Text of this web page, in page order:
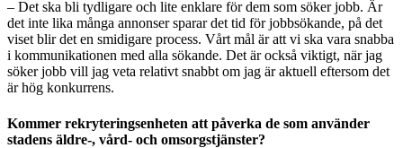
– Det ska bli tydligare och lite enklare för dem som söker jobb. Är
det inte lika många annonser sparar det tid för jobbsökande, på det
viset blir det en smidigare process. Vårt mål är att vi ska vara snabba
i kommunikationen med alla sökande. Det är också viktigt, när jag
söker jobb vill jag veta relativt snabbt om jag är aktuell eftersom det
är hög konkurrens.
Kommer rekryteringsenheten att påverka de som använder
stadens äldre-, vård- och omsorgstjänster?